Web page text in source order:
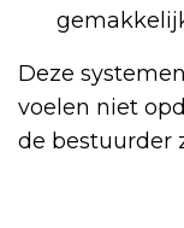
Deze
voelen niet
de bestuurder